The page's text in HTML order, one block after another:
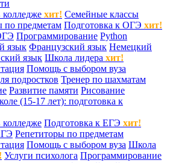
хит! Семейные классы
по предметам Подготовка к ОГЭ хит!
Программирование Python
язык Французский язык Немецкий
язык Школа лидера хит!
Помощь с выбором вуза
подростков Тренер по шахматам
Развитие памяти Рисование
(15-17 лет): подготовка к
Подготовка к ЕГЭ хит!
Репетиторы по предметам
Помощь с выбором вуза Школа
Услуги психолога Программирование